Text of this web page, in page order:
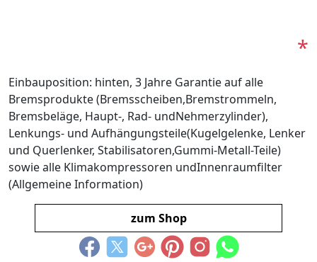
*
Einbauposition: hinten, 3 Jahre Garantie auf alle
Bremsprodukte (Bremsscheiben,Bremstrommeln,
Bremsbeläge, Haupt-, Rad- undNehmerzylinder),
Lenkungs- und Aufhängungsteile(Kugelgelenke, Lenker
und Querlenker, Stabilisatoren,Gummi-Metall-Teile)
sowie alle Klimakompressoren undInnenraumfilter
(Allgemeine Information)
zum Shop